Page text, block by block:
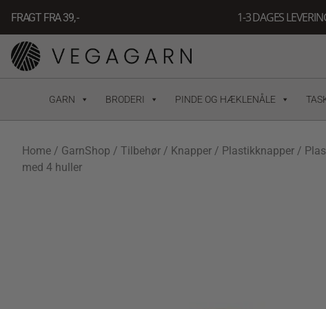
indholdet
FRAGT FRA 39, - 1-3 DAGES
GARN BRODERI PINDE OG HÆKLENÅLE
Home / GarnShop / Tilbehør / Knapper / Plastikknapper /
med 4 huller